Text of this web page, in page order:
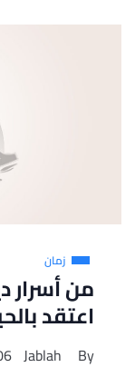
زمان
من أسرار
اعتقد
By
Jablah